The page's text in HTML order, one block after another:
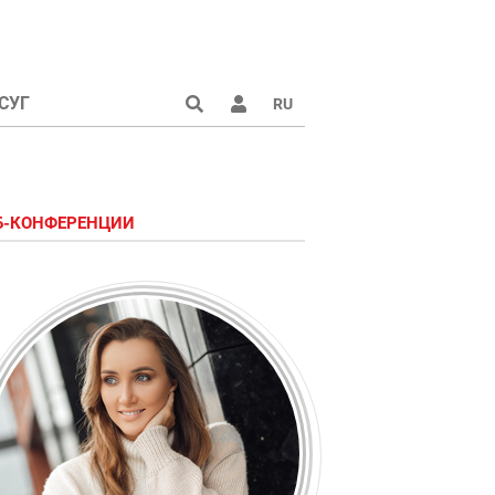
RU
2022
КОНФЕРЕНЦИИ